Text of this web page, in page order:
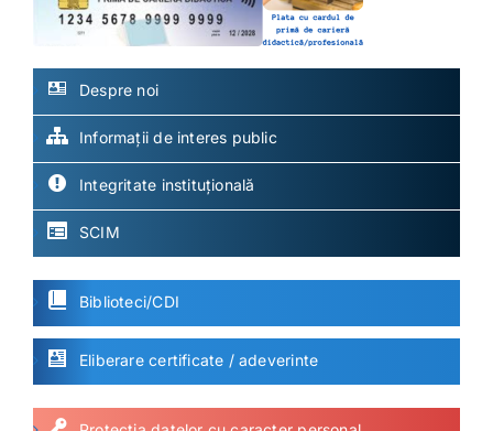
Despre noi
Informații de interes public
Integritate instituțională
SCIM
Biblioteci/CDI
Eliberare certificate / adeverinte